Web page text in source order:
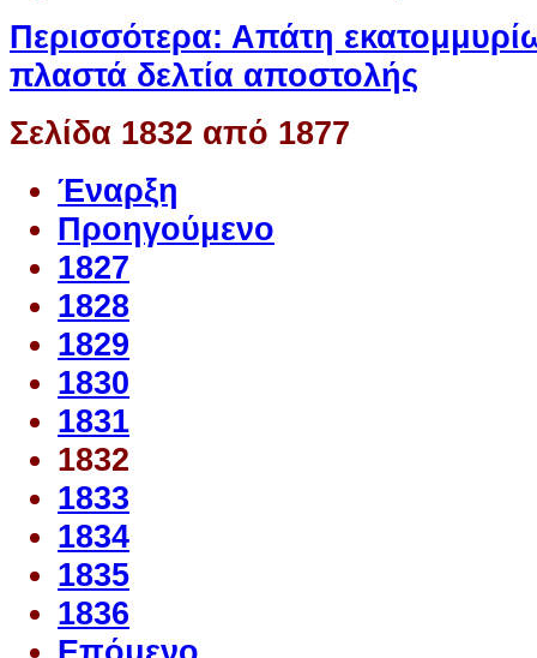
Περισσότερα: Απάτη
πλαστά δελτία αποστολής
Σελίδα 1832 από 1877
Έναρξη
Προηγούμενο
1827
1828
1829
1830
1831
1832
1833
1834
1835
1836